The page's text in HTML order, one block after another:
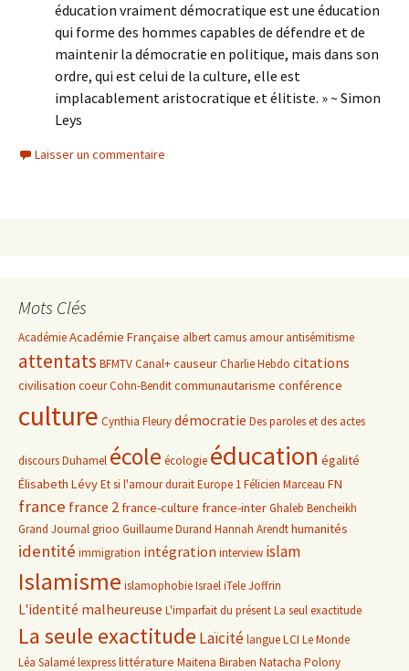
éducation vraiment démocratique est une éducation
qui forme des hommes capables de défendre et de
maintenir la démocratie en politique, mais dans son
ordre, qui est celui de la culture, elle est
implacablement aristocratique et élitiste. » ~ Simon
Leys
Laisser un commentaire
Mots Clés
AcadémieAcadémie Française albert camus amour antisémitisme
attentats BFMTVCanal+causeurCharlie Hebdo citations
civilisation coeurCohn-Benditcommunautarisme conférence
culture Cynthia Fleurydémocratie Des paroles et des actes
discoursDuhamel école écologie éducation égalité
Élisabeth LévyEt si l'amour duraitEurope 1Félicien Marceau FN
france france 2france-culture france-interGhaleb Bencheikh
Grand Journalgrioo Guillaume Durand Hannah Arendthumanités
identité immigration intégration interview islam
Islamisme islamophobieIsraeliTeleJoffrin
L'identité malheureuse L'imparfait du présentLa seul exactitude
La seule exactitude LaïcitélangueLCI Le Monde
Léa Salamélexpresslittérature Maitena Biraben Natacha Polony